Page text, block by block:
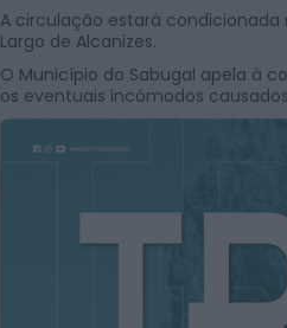
A circulação estará condicionada
Largo de Alcanizes.
O Município do Sabugal apela à
os eventuais incómodos